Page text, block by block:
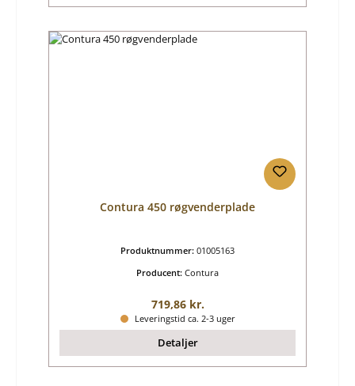
Contura 450 røgvenderplade
Produktnummer: 01005163
Producent: Contura
Almindelig pris:
719,86 kr.
Leveringstid ca. 2-3 uger
Detaljer